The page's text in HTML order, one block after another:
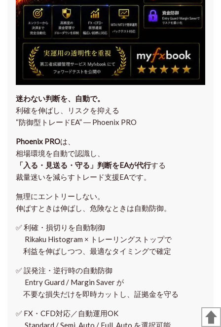
迷わない判断を、自動で。
利確を伸ばし、リスクを抑える
“防御型トレードEA” ― Phoenix PRO
Phoenix PROは、
相場環境を自動で認識し、
「入る・見送る・守る」判断をEAが代行する
裁量迷いを減らすトレード支援EAです。
無理にエントリーしない。
伸ばすときは伸ばし、危険なときは自動防御。
✅利確・損切りを自動制御
Rikaku Histogram × トレーリングストップで
利益を伸ばしつつ、最適なタイミングで確定
✅誤発注・逆行時の自動防御
Entry Guard / Margin Saver が
不要な損失だけを即時カットし、証拠金を守る
✅ FX・CFD対応／自動運用OK
Standard / Semi_Auto / Full_Auto を選択可能